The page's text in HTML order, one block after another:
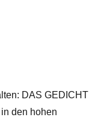
DAS GEDICHT
den hohen